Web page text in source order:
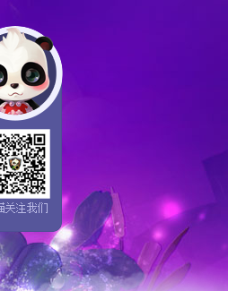
热门游戏